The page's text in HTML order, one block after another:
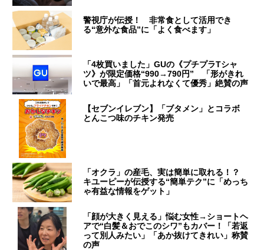
警視庁が伝授！ 非常食として活用でき
る“意外な食品”に「よく食べます」
「4枚買いました」GUの《プチプラTシャ
ツ》が限定価格“990→790円” 「形がきれ
いで最高」「首元よれなくて優秀」絶賛の声
【セブンイレブン】「ブタメン」とコラボ
とんこつ味のチキン発売
「オクラ」の産毛、実は簡単に取れる！？
キユーピーが伝授する“簡単テク”に「めっち
ゃ有益な情報をゲット」
「顔が大きく見える」悩む女性→ショートヘ
アで“白髪＆おでこのシワ”もカバー！「若返
って別人みたい」「あか抜けてきれい」称賛
の声